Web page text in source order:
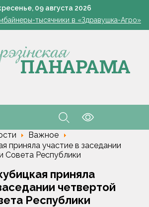
09 августа 2026
проходит турслёт сотрудников ГКСЭ
тысячники в «Здравушка-Агро»
двор». Чудо, которое всегда рядом
на ведро — и пустоцветов как не
проходит турслёт сотрудников ГКСЭ
Важное
приняла участие в заседании
Совета Республики
приняла
четвертой
Республики